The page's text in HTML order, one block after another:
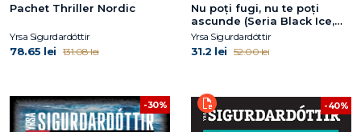
Pachet Thriller Nordic
Yrsa Sigurdardóttir
78.65 lei 131.08 lei
Nu poți fugi, nu te poți
ascunde (Seria Black Ice,
vol.1)
Yrsa Sigurdardóttir
31.2 lei 52.00 lei
-30% -40%